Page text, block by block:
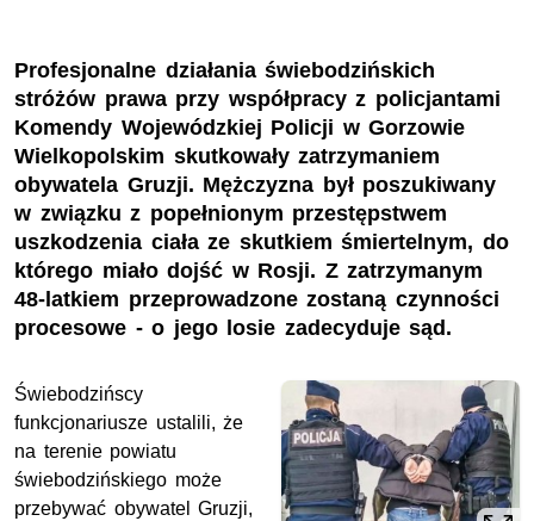
Profesjonalne działania świebodzińskich
stróżów prawa przy współpracy z policjantami
Komendy Wojewódzkiej Policji w Gorzowie
Wielkopolskim skutkowały zatrzymaniem
obywatela Gruzji. Mężczyzna był poszukiwany
w związku z popełnionym przestępstwem
uszkodzenia ciała ze skutkiem śmiertelnym, do
którego miało dojść w Rosji. Z zatrzymanym
48-latkiem przeprowadzone zostaną czynności
procesowe - o jego losie zadecyduje sąd.
Świebodzińscy
funkcjonariusze ustalili, że
na terenie powiatu
świebodzińskiego może
przebywać obywatel Gruzji,